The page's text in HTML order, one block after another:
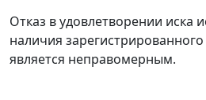
Отказ в удовлетворении иска
наличия
является неправомерным.